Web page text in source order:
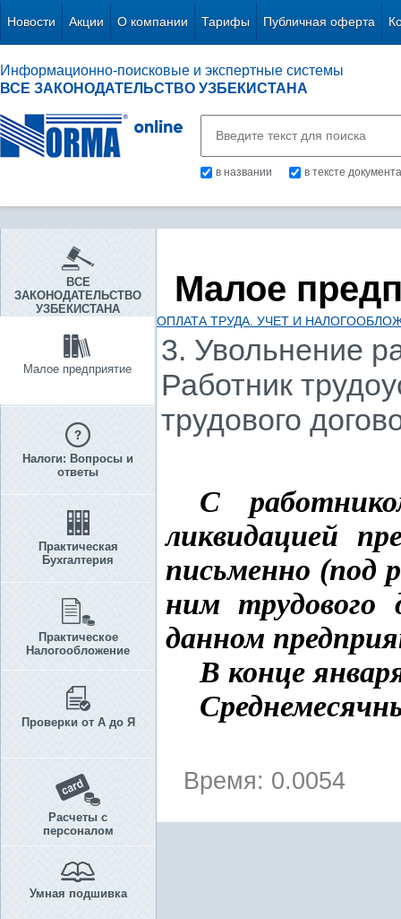
Новости Акции О компании Тарифы Публичная оферта
Информационно-поисковые и экспертные системы
ВСЕ ЗАКОНОДАТЕЛЬСТВО УЗБЕКИСТАНА
в названии в тексте документа
ВСЕ
ЗАКОНОДАТЕЛЬСТВО
УЗБЕКИСТАНА
Малое предприятие
Налоги: Вопросы и
ответы
Практическая
Бухгалтерия
Практическое
Налогообложение
Проверки от А до Я
Расчеты с
персоналом
Умная подшивка
Малое
ОПЛАТА ТРУДА. УЧЕТ И
3. Увольнение
Работник
трудового
С
ликвидацией
письменно (под
ним
данном
В конце
Время: 0.0054